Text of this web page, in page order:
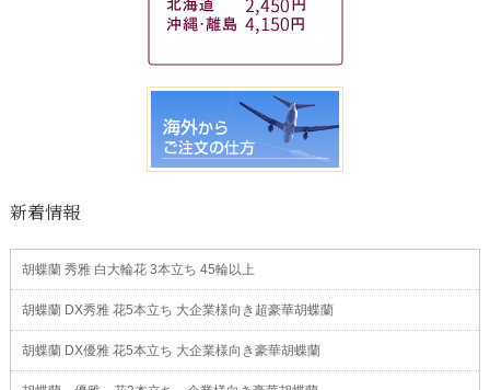
新着情報
胡蝶蘭 秀雅 白大輪花 3本立ち 45輪以上
胡蝶蘭 DX秀雅 花5本立ち 大企業様向き超豪華胡蝶蘭
胡蝶蘭 DX優雅 花5本立ち 大企業様向き豪華胡蝶蘭